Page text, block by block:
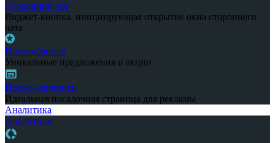
Сторонний чат
Виджет-кнопка, инициирующая открытие окна стороннего
чата
Промо-баннер
Уникальные предложения и акции
Промо-лендинги
Идеальная посадочная страница для рекламы
Аналитика
Аналитика